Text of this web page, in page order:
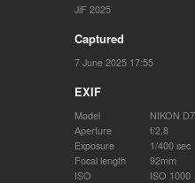
JiF 2025
Captured
7 June 2025 17:55
EXIF
Model
NIKON
Aperture
f/2.8
Exposure
1/400 sec
Focal length
92mm
ISO
ISO 1000